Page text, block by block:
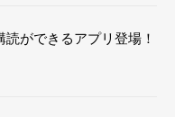
ができるアプリ登場！